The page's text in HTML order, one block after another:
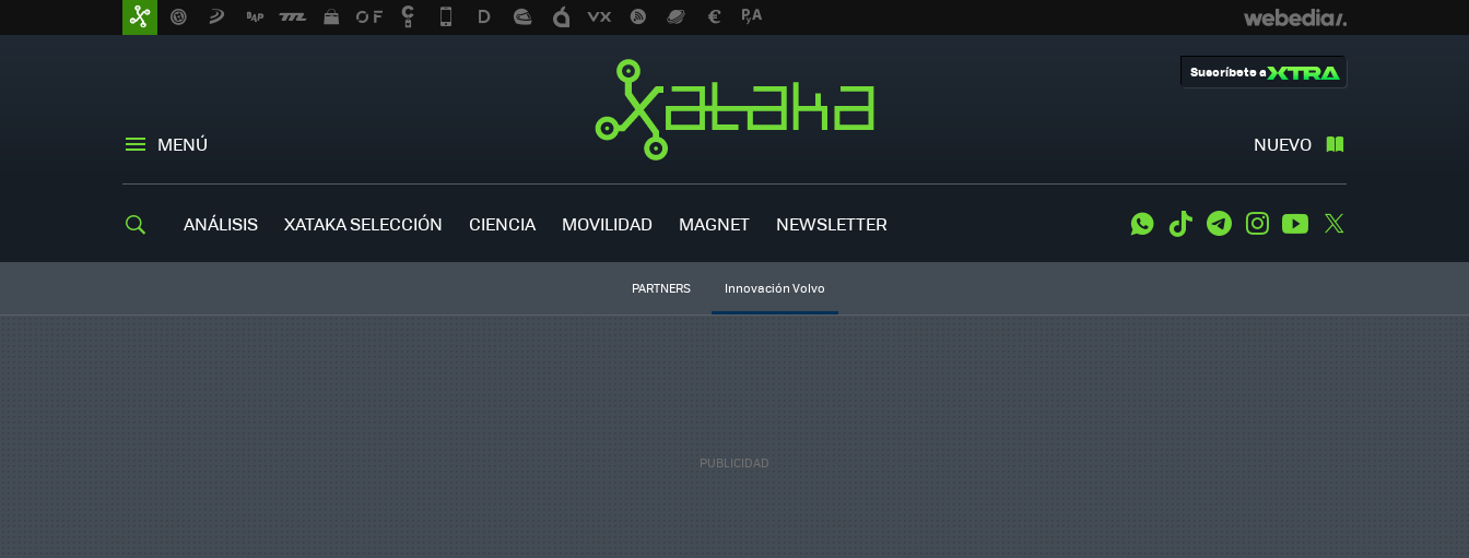
MENÚ NUEVO
Suscríbete a
ANÁLISIS XATAKA SELECCIÓN CIENCIA MOVILIDAD MAGNET NEWSLETTER WhatsApp
Tiktok TelegramInstagramYoutube
PARTNERS Innovación Volvo